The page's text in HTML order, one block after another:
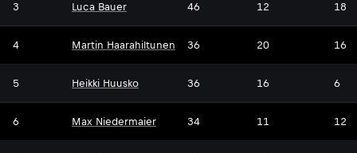
3 Luca Bauer 46 12 18
4 Martin Haarahiltunen 36 20 16
5 Heikki Huusko 36 16 6
6 Max Niedermaier 34 11 12